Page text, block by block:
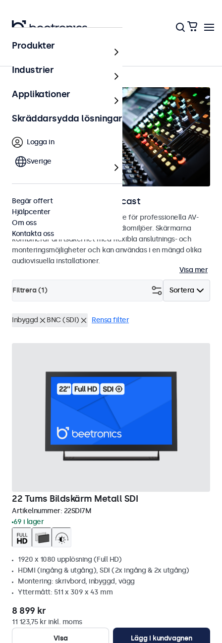
Hem
Skärmar för AV och broadcast
Bild- och touchskärmar utvecklade för professionella AV-
integratörer och användning i studiomiljöer. Skärmarna
kombinerar driftsäkerhet med flexibla anslutnings- och
monteringsmöjligheter och kan användas i en mängd olika
audiovisuella installationer.
Visa mer
Sortera
Filtrera (1)
Inbyggd BNC (SDI) Rensa filter
22 Tums Bildskärm Metall SDI
Artikelnummer: 22SDI7M
69 i lager
1920 x 1080 upplösning (Full HD)
HDMI (ingång & utgång), SDI (2x ingång & 2x utgång)
Montering: skrivbord, inbyggd, vägg
Yttermått: 511 x 309 x 43 mm
8 899 kr
11 123,75 kr inkl. moms
Visa
Lägg i kundvagnen
Produkter
Industrier
Applikationer
Skräddarsydda lösningar
Logga in
Sverige
Begär offert
Hjälpcenter
Om oss
Kontakta oss